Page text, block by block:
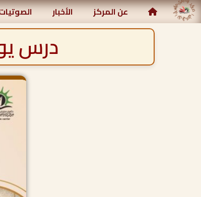
مركز رياض الصالحين الإسلامي عن المركز الأخبار
درس